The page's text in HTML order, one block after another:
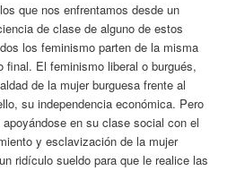
que nos enfrentamos desde un
de clase de alguno de estos
los feminismo parten de la misma
final. El feminismo liberal o burgués,
de la mujer burguesa frente al
su independencia económica. Pero
en su clase social con el
y esclavización de la mujer
ridículo sueldo para que le realice las